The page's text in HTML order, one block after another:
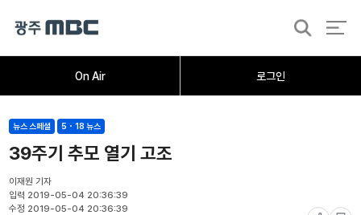
On Air 로그인
검
오늘의뉴스뉴스데스크 취재가시작되자
뉴스 스페셜 5・18 뉴스
39주기 추모 열기 고조
이재원 기자
입력 2019-05-04 20:36:39
수정 2019-05-04 20:36:39